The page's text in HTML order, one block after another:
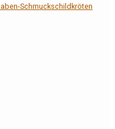
Schmuckschildkröten